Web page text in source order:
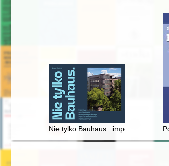
Nie tylko Bauhaus : imperatyw